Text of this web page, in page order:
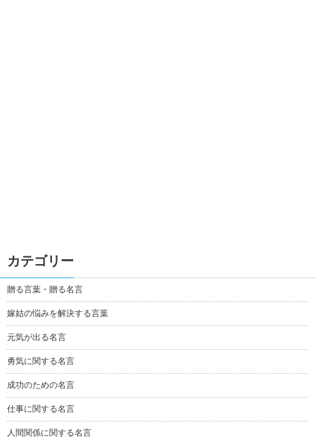
カテゴリー
贈る言葉・贈る名言
嫁姑の悩みを解決する言葉
元気が出る名言
勇気に関する名言
成功のための名言
仕事に関する名言
人間関係に関する名言